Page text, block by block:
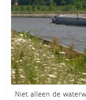
Niet alleen de